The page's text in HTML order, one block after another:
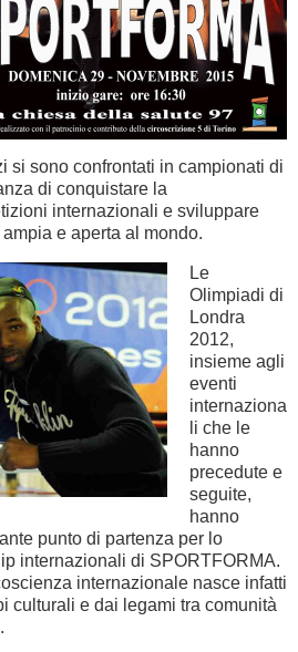
si sono confrontati in campionati di
di conquistare la
internazionali e sviluppare
e aperta al mondo.
Le
Olimpiadi di
Londra
2012,
insieme agli
eventi
internaziona
li che le
hanno
precedute e
seguite,
hanno
punto di partenza per lo
internazionali di SPORTFORMA.
internazionale nasce infatti
culturali e dai legami tra comunità